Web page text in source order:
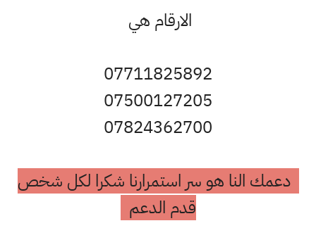
الارقام هي
07711825892
07500127205
07824362700
دعمك النا هو سر استمرارنا شكرا لكل شخص
قدم الدعم